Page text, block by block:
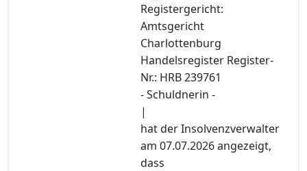
Registergericht:
Amtsgericht
Charlottenburg
Handelsregister Register-
Nr.: HRB 239761
- Schuldnerin -
|
hat der Insolvenzverwalter
am 07.07.2026 angezeigt,
dass